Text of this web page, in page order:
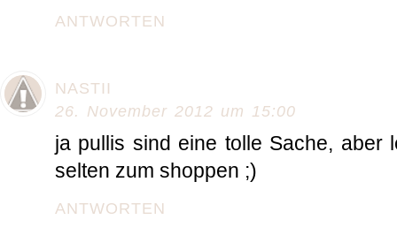
ANTWORTEN
NASTII
26. November 2012 um 15:00
ja pullis sind eine tolle Sache, aber
selten zum shoppen ;)
ANTWORTEN